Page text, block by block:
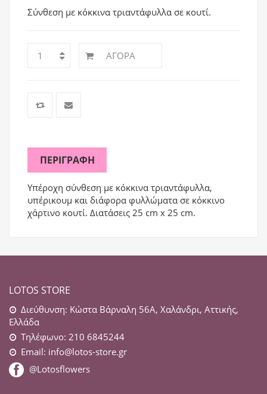
Σύνθεση με κόκκινα τριαντάφυλλα σε κουτί.
ΑΓΟΡΆ
ΠΕΡΙΓΡΑΦΉ
Υπέροχη σύνθεση με κόκκινα τριαντάφυλλα,
υπέρικουμ και διάφορα φυλλώματα σε κόκκινο
χάρτινο κουτί. Διατάσεις 25 cm x 25 cm.
LOTOS STORE
Διεύθυνση: Κώστα Βάρναλη 56Α, Χαλάνδρι, Αττικής,
Ελλάδα
Τηλέφωνο: 210 6845244
Email: info@lotos-store.gr
@Lotosflowers